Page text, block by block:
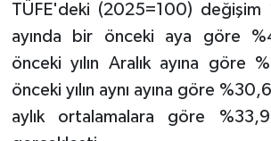
TÜFE'deki (2025=100) değişim
ayında bir önceki aya göre
önceki yılın Aralık ayına göre
önceki yılın aynı ayına göre
aylık ortalamalara göre